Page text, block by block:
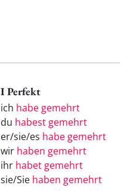
I Perfekt
ich habe gemehrt
du habest gemehrt
er/sie/es habe gemehrt
wir haben gemehrt
ihr habet gemehrt
sie/Sie haben gemehrt